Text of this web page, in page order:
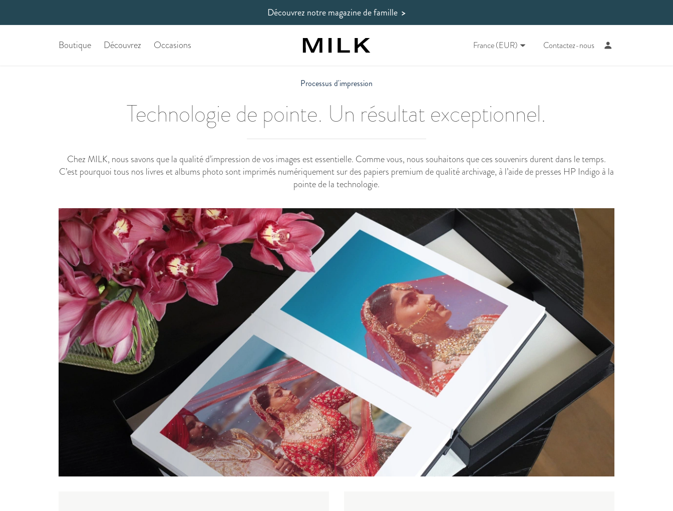
Découvrez notre magazine de famille >
Boutique Découvrez Occasions France (EUR) Contactez-nous
Processus d'impression
Technologie de pointe. Un résultat exceptionnel.
Chez MILK, nous savons que la qualité d’impression de vos images est essentielle. Comme vous, nous souhaitons que ces souvenirs durent dans le temps.
C’est pourquoi tous nos livres et albums photo sont imprimés numériquement sur des papiers premium de qualité archivage, à l’aide de presses HP Indigo à la
pointe de la technologie.